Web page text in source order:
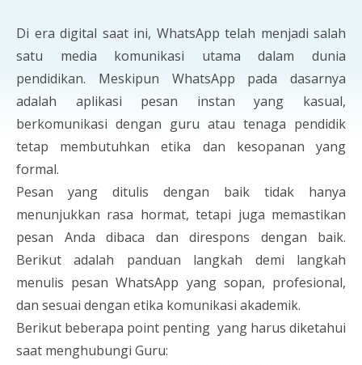
Di era digital saat ini, WhatsApp telah menjadi salah
satu media komunikasi utama dalam dunia
pendidikan. Meskipun WhatsApp pada dasarnya
adalah aplikasi pesan instan yang kasual,
berkomunikasi dengan guru atau tenaga pendidik
tetap membutuhkan etika dan kesopanan yang
formal.
Pesan yang ditulis dengan baik tidak hanya
menunjukkan rasa hormat, tetapi juga memastikan
pesan Anda dibaca dan direspons dengan baik.
Berikut adalah panduan langkah demi langkah
menulis pesan WhatsApp yang sopan, profesional,
dan sesuai dengan etika komunikasi akademik.
Berikut beberapa point penting yang harus diketahui
saat menghubungi Guru: